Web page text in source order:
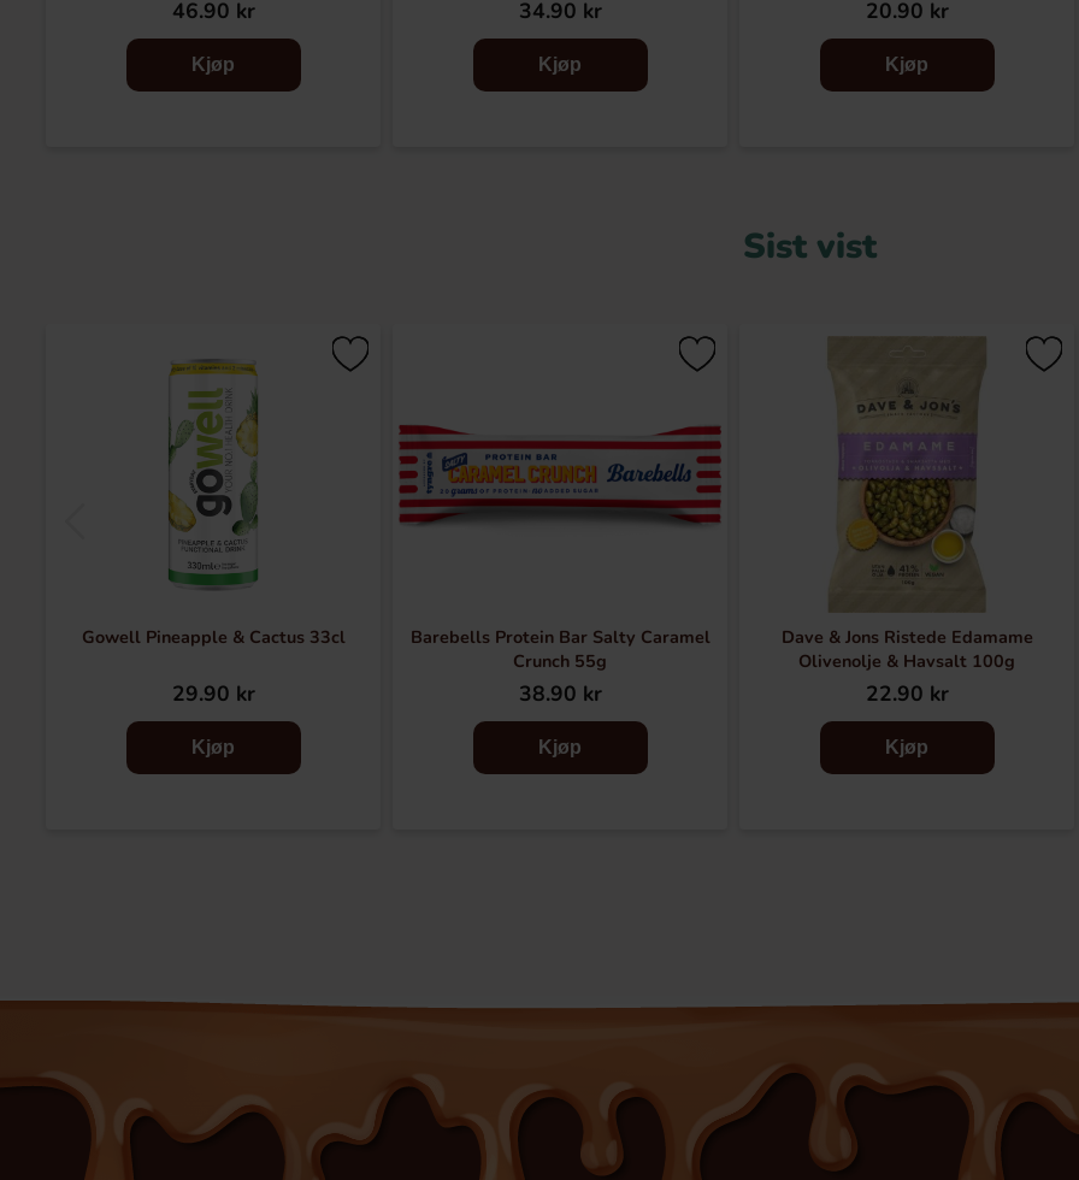
46.90 kr
Kjøp
34.90 kr
Kjøp
20.90 kr
Kjøp
Sist vist
Gowell Pineapple & Cactus 33cl
29.90 kr
Kjøp
Barebells Protein Bar Salty Caramel
Crunch 55g
38.90 kr
Kjøp
Dave & Jons Ristede Edamame
Olivenolje & Havsalt 100g
22.90 kr
Kjøp